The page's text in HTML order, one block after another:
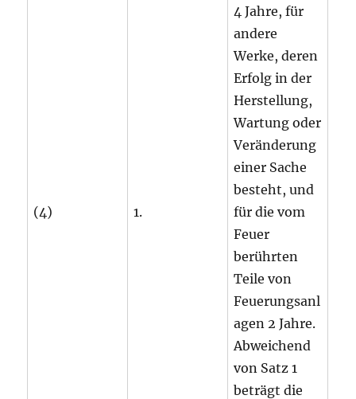
(4) 1.
4 Jahre, für
andere
Werke, deren
Erfolg in der
Herstellung,
Wartung oder
Veränderung
einer Sache
besteht, und
für die vom
Feuer
berührten
Teile von
Feuerungsanl
agen 2 Jahre.
Abweichend
von Satz 1
beträgt die